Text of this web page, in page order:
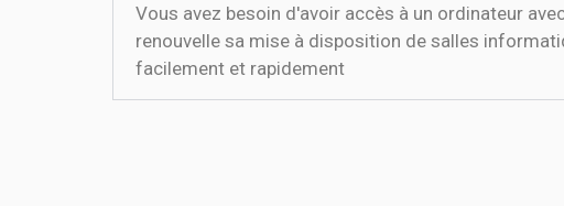
Vous avez besoin d'avoir accès à un ordinateur
renouvelle sa mise à disposition de salles
facilement et rapidement